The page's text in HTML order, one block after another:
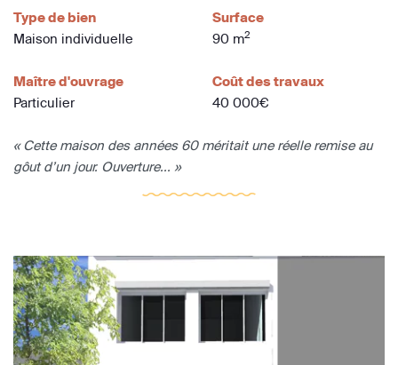
Type de bien
Maison individuelle
Surface
90 m2
Maître d'ouvrage
Particulier
Coût des travaux
40 000€
« Cette maison des années 60 méritait une réelle remise au
gôut d’un jour. Ouverture... »